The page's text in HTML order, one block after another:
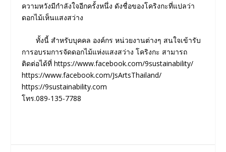
ความหวังมีกําลังใจอีกครั้งหนึ่ง ดังชื่อของโคริงกะที่แปลว่า
ดอกไม้เห็นแสงสว่าง
ทั้งนี้ สำหรับบุคคล องค์กร หน่วยงานต่างๆ สนใจเข้ารับ
การอบรมการจัดดอกไม้แห่งแสงสว่าง โคริงกะ สามารถ
ติดต่อได้ที่ https://www.facebook.com/9sustainability/
https://www.facebook.com/JsArtsThailand/
https://9sustainability.com
โทร.089-135-7788